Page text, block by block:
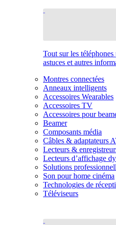
Tout sur les
astuces et autres
Montres connectées
Anneaux intelligents
Accessoires Wearables
Accessoires TV
Accessoires pour
Beamer
Composants média
Câbles & adaptateurs
Lecteurs &
Lecteurs d’affichage
Solutions
Son pour home cinéma
Technologies de
Téléviseurs